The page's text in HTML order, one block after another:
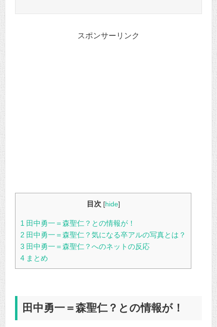
スポンサーリンク
目次 [hide]
1 田中勇一＝森聖仁？との情報が！
2 田中勇一＝森聖仁？気になる卒アルの写真とは？
3 田中勇一＝森聖仁？へのネットの反応
4 まとめ
田中勇一＝森聖仁？との情報が！